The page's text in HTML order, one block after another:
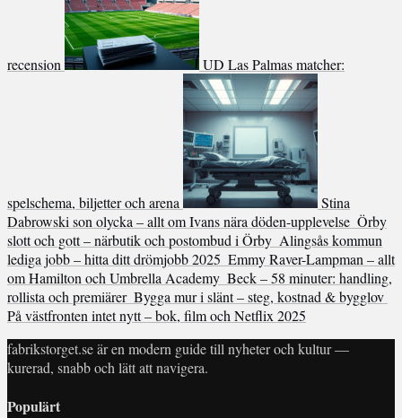
recension UD Las Palmas matcher:
spelschema, biljetter och arena
Stina
Dabrowski son olycka – allt om Ivans nära döden-upplevelse Örby
slott och gott – närbutik och postombud i Örby Alingsås kommun
lediga jobb – hitta ditt drömjobb 2025 Emmy Raver-Lampman – allt
om Hamilton och Umbrella Academy Beck – 58 minuter: handling,
rollista och premiärer Bygga mur i slänt – steg, kostnad & bygglov
På västfronten intet nytt – bok, film och Netflix 2025
fabrikstorget.se är en modern guide till nyheter och kultur —
kurerad, snabb och lätt att navigera.
Populärt